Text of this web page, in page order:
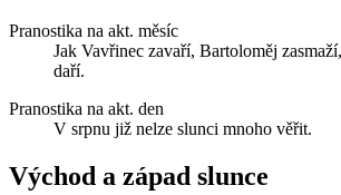
Pranostika na akt. měsíc
Jak Vavřinec zavaří, Bartoloměj
daří.
Pranostika na akt. den
V srpnu již nelze slunci mnoho věřit.
Východ a západ slunce